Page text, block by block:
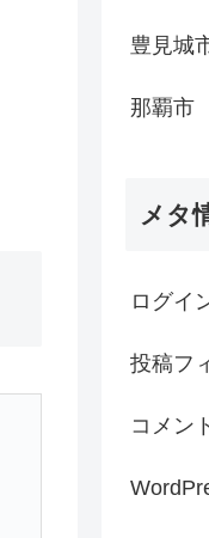
豊見城
那覇市
メタ
ログイ
投稿フ
コメン